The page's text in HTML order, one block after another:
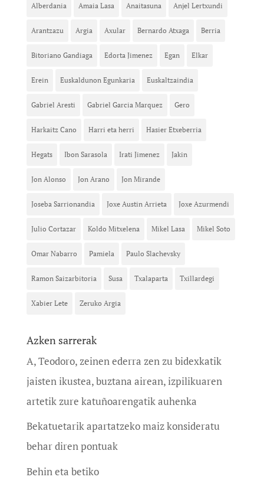
Alberdania Amaia Lasa Anaitasuna Anjel Lertxundi
Arantzazu Argia Axular Bernardo Atxaga Berria
Bitoriano Gandiaga Edorta Jimenez Egan Elkar
Erein Euskaldunon Egunkaria Euskaltzaindia
Gabriel Aresti Gabriel Garcia Marquez Gero
Harkaitz Cano Harri eta herri Hasier Etxeberria
Hegats Ibon Sarasola Irati Jimenez Jakin
Jon Alonso Jon Arano Jon Mirande
Joseba Sarrionandia Joxe Austin Arrieta Joxe Azurmendi
Julio Cortazar Koldo Mitxelena Mikel Lasa Mikel Soto
Omar Nabarro Pamiela Paulo Slachevsky
Ramon Saizarbitoria Susa Txalaparta Txillardegi
Xabier Lete Zeruko Argia
Azken sarrerak
A, Teodoro, zeinen ederra zen zu bidexkatik
jaisten ikustea, buztana airean, izpilikuaren
artetik zure katuñoarengatik auhenka
Bekatuetarik apartatzeko maiz konsideratu
behar diren pontuak
Behin eta betiko